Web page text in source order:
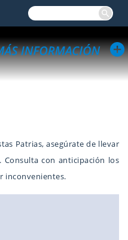
Patrias, asegúrate de llevar
con anticipación los
inconvenientes.